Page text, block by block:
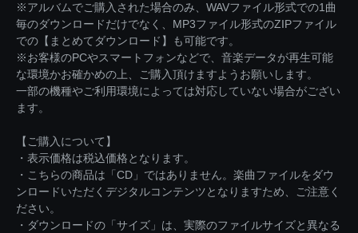
※アルバムでご購入された場合のみ、WAVファイル形式での1曲
毎のダウンロードだけでなく、MP3ファイル形式のZIPファイル
での【まとめてダウンロード】も可能です。
※お客様のPCやスマートフォンなどで、音楽データが再生可能
な環境かお確かめの上、ご購入頂けますようお願いします。
一部の機種やご利用環境によっては対応していない場合がござい
ます。
【ご購入について】
・表示価格は税込価格となります。
・こちらの商品は「CD」ではありません。楽曲ファイルをダウ
ンロードいただくデジタルコンテンツとなりますため、ご注意く
ださい。
・ダウンロードの「サイズ」は、実際のファイルサイズと異なる